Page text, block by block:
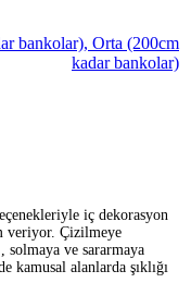
bankolar), Orta (200cm
kadar bankolar)
iç dekorasyon
veriyor. Çizilmeye
ve sararmaya
kamusal alanlarda şıklığı